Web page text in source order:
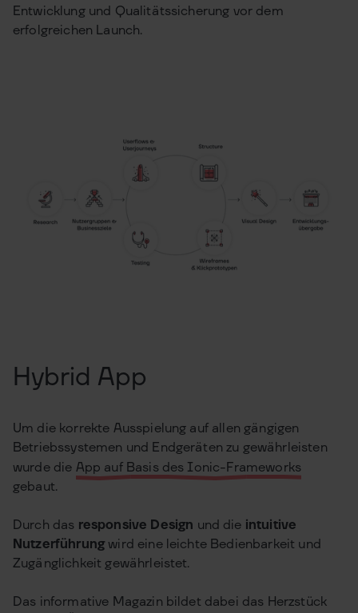
Entwicklung und Qualitätssicherung vor dem
erfolgreichen Launch.
Hybrid App
Um die korrekte Ausspielung auf allen gängigen
Betriebssystemen und Endgeräten zu gewährleisten
wurde die App auf Basis des Ionic-Frameworks
gebaut.
Durch das responsive Design und die intuitive
Nutzerführung wird eine leichte Bedienbarkeit und
Zugänglichkeit gewährleistet.
Das informative Magazin bildet dabei das Herzstück